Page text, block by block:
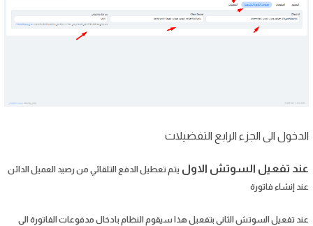
الدخول الى الجزء الرابع التفضيلات
عند تفعيل السوتش الاول يتم تعطيل الدفع التلقائي من رصيد العميل الدائن
عند إنشاء فاتورة
عند تفعيل السوتش الثانىبتفعيل هذا سيقوم النظام بادخال مدفوعات الفاتورة الى